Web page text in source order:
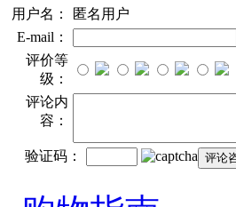
用户名：
匿名用户
E-mail：
评价等
级：
评论内
容：
验证码：